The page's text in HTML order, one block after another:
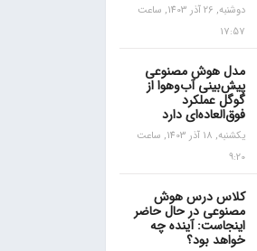
دوشنبه, 26 آذر 1403, ساعت
17:57
مدل هوش مصنوعی
پیش‌بینی آب‌و‌هوا از
گوگل عملکرد
فوق‌العاده‌ای دارد
یکشنبه, 18 آذر 1403, ساعت
9:20
کلاس درس هوش
مصنوعی در حال حاضر
اینجاست: آینده چه
خواهد بود؟